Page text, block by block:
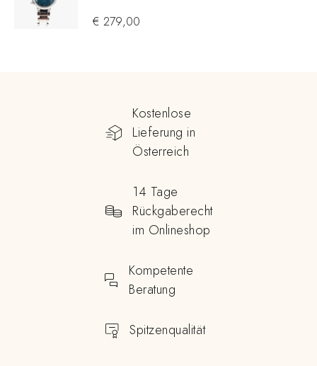
€ 279,00
Kostenlose
Lieferung in
Österreich
14 Tage
Rückgaberecht
im Onlineshop
Kompetente
Beratung
Spitzenqualität